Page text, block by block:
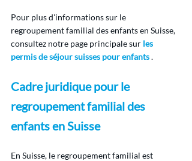
Pour plus d'informations sur le
regroupement familial des enfants en Suisse,
consultez notre page principale sur les
permis de séjour suisses pour enfants .
Cadre juridique pour le
regroupement familial des
enfants en Suisse
En Suisse, le regroupement familial est